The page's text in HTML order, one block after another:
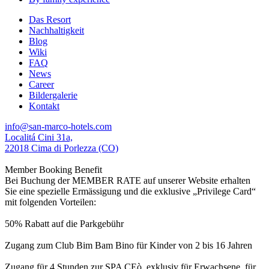
Das Resort
Nachhaltigkeit
Blog
Wiki
FAQ
News
Career
Bildergalerie
Kontakt
info@san-marco-hotels.com
Localitá Cini 31a,
22018 Cima di Porlezza (CO)
Member Booking Benefit
Bei Buchung der MEMBER RATE auf unserer Website erhalten
Sie eine spezielle Ermässigung und die exklusive „Privilege Card“
mit folgenden Vorteilen:
50% Rabatt auf die Parkgebühr
Zugang zum Club Bim Bam Bino für Kinder von 2 bis 16 Jahren
Zugang für 4 Stunden zur SPA CEò, exklusiv für Erwachsene, für